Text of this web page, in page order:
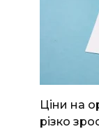
Ціни на
різко